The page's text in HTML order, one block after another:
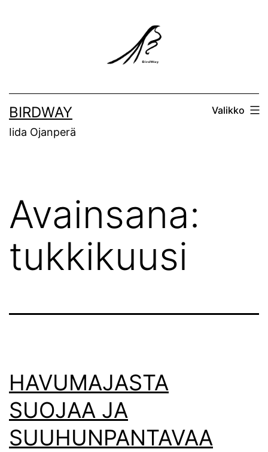
BIRDWAY
Iida Ojanperä
Valikko
Avainsana:
tukkikuusi
HAVUMAJASTA
SUOJAA JA
SUUHUNPANTAVAA